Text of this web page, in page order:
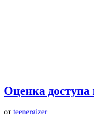
Оценка доступа
от teenergizer